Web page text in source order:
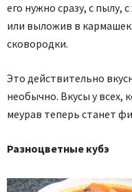
его нужно сразу, с пылу,
или выложив в
сковородки.
Это действительно
необычно. Вкусы у всех,
меурав теперь станет
Разноцветные кубэ